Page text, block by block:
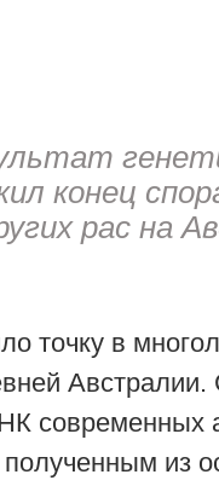
конец
рас на
точку в
современных
из